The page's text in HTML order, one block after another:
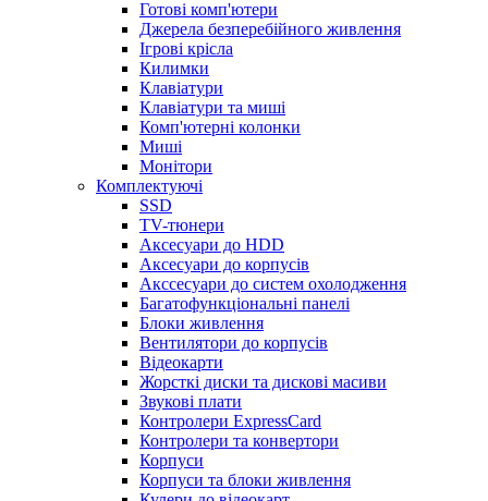
Готові комп'ютери
Джерела безперебійного живлення
Ігрові крісла
Килимки
Клавіатури
Клавіатури та миші
Комп'ютерні колонки
Миші
Монітори
Комплектуючi
SSD
TV-тюнери
Аксесуари до HDD
Аксесуари до корпусів
Акссесуари до систем охолодження
Багатофункціональні панелі
Блоки живлення
Вентилятори до корпусів
Відеокарти
Жорсткі диски та дискові масиви
Звукові плати
Контролери ExpressCard
Контролери та конвертори
Корпуси
Корпуси та блоки живлення